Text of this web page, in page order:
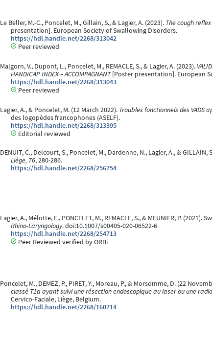
Le Beller, M.-C., Poncelet, M., Gillain, S., & Lagier, A. (2023). The cough
presentation]. European Society of Swallowing Disorders.
https://hdl.handle.net/2268/313042
Peer reviewed
Malgorn, V., Dupont, L., Poncelet, M., REMACLE, S., & Lagier, A. (2023).
HANDICAP INDEX – ACCOMPAGNANT[Poster presentation]. European
https://hdl.handle.net/2268/313043
Peer reviewed
Lagier, A., & Poncelet, M. (12 March 2022). Troubles fonctionnels des VADS
des logopèdes francophones (ASELF).
https://hdl.handle.net/2268/313395
Editorial reviewed
DENUIT, C., Delcourt, S., Poncelet, M., Dardenne, N., Lagier, A., &
Liège, 76, 280-286.
https://hdl.handle.net/2268/256754
Lagier, A., Mélotte, E., PONCELET, M., REMACLE, S., & MEUNIER, P.
Rhino-Laryngology. doi:10.1007/s00405-020-06522-6
https://hdl.handle.net/2268/254713
Peer Reviewed verified by ORBi
Poncelet, M., DEMEZ, P., PIRET, Y., Moreau, P., & Morsomme, D. (22
classé T1a ayant suivi une résection endoscopique au laser ou une
Cervico-Faciale, Liège, Belgium.
https://hdl.handle.net/2268/160714